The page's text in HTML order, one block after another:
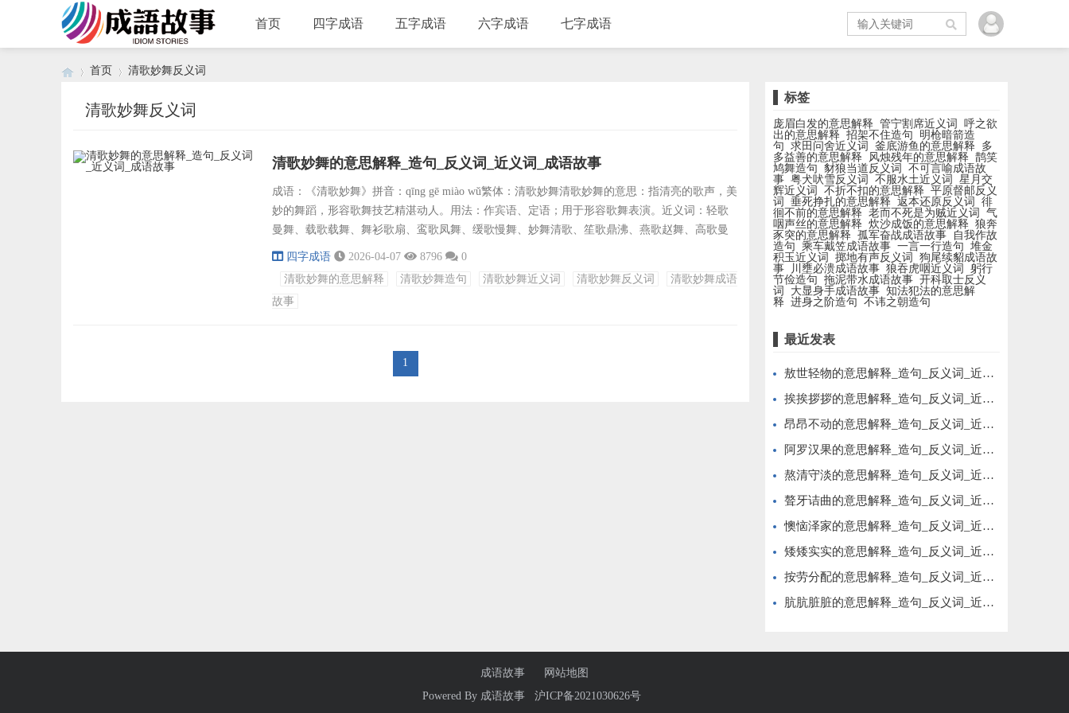
首页 四字成语 五字成语 六字成语 七字成语
首页 清歌妙舞反义词
清歌妙舞反义词
清歌妙舞的意思解释_造句_反义词_近义词_成语故事
成语：《清歌妙舞》拼音：qīng gē miào wǔ繁体：清歌妙舞清歌妙舞的意思：指清亮的歌声，美
妙的舞蹈，形容歌舞技艺精湛动人。用法：作宾语、定语；用于形容歌舞表演。近义词：轻歌
曼舞、载歌载舞、舞衫歌扇、鸾歌凤舞、缓歌慢舞、妙舞清歌、笙歌鼎沸、燕歌赵舞、高歌曼
舞、清歌曼舞反义词：鬼哭狼嚎、对牛弹琴、南腔北调、不堪入耳、舞文弄墨、笨手笨脚、枯
马、舞文玩法、舞文巧诋、舞凤飞龙、舞弊营私、舞爪张牙、舞笔弄文、舞文枉法、舞燕歌
莺、舞鸾歌凤...
四字成语 2026-04-07 8796
0
清歌妙舞的意思解释
清歌妙舞造句 清歌妙舞近义词 清歌妙舞反义词
清歌妙舞成语
故事
1
标签
庞眉白发的意思解释 管宁割席近义词
呼之欲
出的意思解释 招架不住造句
明枪暗箭造
句 求田问舍近义词 釜底游鱼的意思解释
多
多益善的意思解释
风烛残年的意思解释 鹊笑
鸠舞造句 豺狼当道反义词
不可言喻成语故
事 粤犬吠雪反义词 不服水土近义词
星月交
辉近义词
不折不扣的意思解释 平原督邮反义
词
垂死挣扎的意思解释 返本还原反义词
徘
徊不前的意思解释 老而不死是为贼近义词
气
咽声丝的意思解释 炊沙成饭的意思解释 狼奔
豕突的意思解释 孤军奋战成语故事
自我作故
造句 乘车戴笠成语故事 一言一行造句 堆金
积玉近义词
掷地有声反义词
狗尾续貂成语故
事
川壅必溃成语故事 狼吞虎咽近义词
躬行
节俭造句 拖泥带水成语故事 开科取士反义
词
大显身手成语故事 知法犯法的意思解
释 进身之阶造句 不讳之朝造句
最近发表
敖世轻物的意思解释_造句_反义词_近义词_成语故事
挨挨拶拶的意思解释_造句_反义词_近义词_成语故事
昂昂不动的意思解释_造句_反义词_近义词_成语故事
阿罗汉果的意思解释_造句_反义词_近义词_成语故事
熬清守淡的意思解释_造句_反义词_近义词_成语故事
聱牙诘曲的意思解释_造句_反义词_近义词_成语故事
懊恼泽家的意思解释_造句_反义词_近义词_成语故事
矮矮实实的意思解释_造句_反义词_近义词_成语故事
按劳分配的意思解释_造句_反义词_近义词_成语故事
肮肮脏脏的意思解释_造句_反义词_近义词_成语故事
成语故事
网站地图
Powered By 成语故事 沪ICP备2021030626号